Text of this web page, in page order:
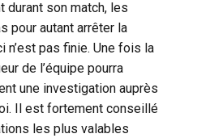
durant son match, les
pour autant arrêter la
n’est pas finie. Une fois la
de l’équipe pourra
une investigation auprès
Il est fortement conseillé
les plus valables